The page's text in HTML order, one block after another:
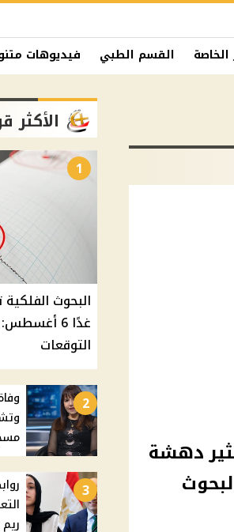
الخاصة القسم الطبي فيديوهات
دهشة
الأكثر
1
البحوث
غدًا 6
التوقعات
2
3